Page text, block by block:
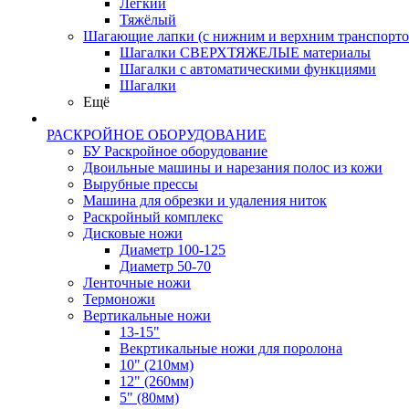
Лёгкий
Тяжёлый
Шагающие лапки (с нижним и верхним
Шагалки СВЕРХТЯЖЕЛЫЕ материалы
Шагалки с автоматическими функциями
Шагалки
Ещё
РАСКРОЙНОЕ ОБОРУДОВАНИЕ
БУ Раскройное оборудование
Двоильные машины и нарезания полос из кожи
Вырубные прессы
Машина для обрезки и удаления ниток
Раскройный комплекс
Дисковые ножи
Диаметр 100-125
Диаметр 50-70
Ленточные ножи
Термоножи
Вертикальные ножи
13-15"
Векртикальные ножи для поролона
10" (210мм)
12" (260мм)
5" (80мм)